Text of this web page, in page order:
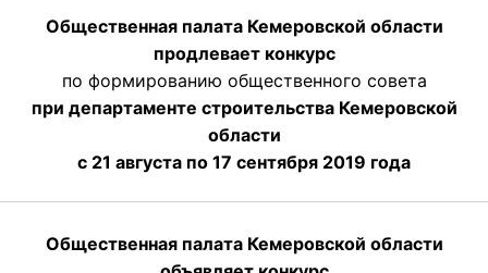
Общественная палата Кемеровской области
продлевает конкурс
по формированию общественного совета
при департаменте строительства Кемеровской
области
с 21 августа по 17 сентября 2019 года
Общественная палата Кемеровской области